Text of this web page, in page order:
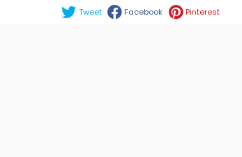
Tweet Facebook Pinterest